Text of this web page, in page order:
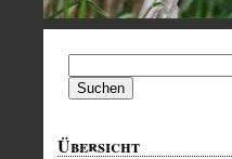
nach:
Übersicht